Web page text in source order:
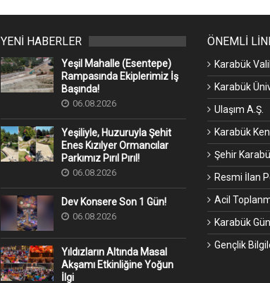
YENİ HABERLER
Yeşil Mahalle (Esentepe)
Rampasında Ekiplerimiz İş
Başında!
06.08.2026
Yeşiliyle, Huzuruyla Şehit
Enes Kızılyer Ormancılar
Parkımız Pırıl Pırıl!
06.08.2026
Dev Konsere Son 1️ Gün!
06.08.2026
Yıldızların Altında Masal
Akşamı Etkinliğine Yoğun
İlgi
ÖNEMLİ
Karabük
Karabük
Ulaşım A.Ş.
Karabük
Şehir
Resmi İlan
Acil
Karabük
Gençlik